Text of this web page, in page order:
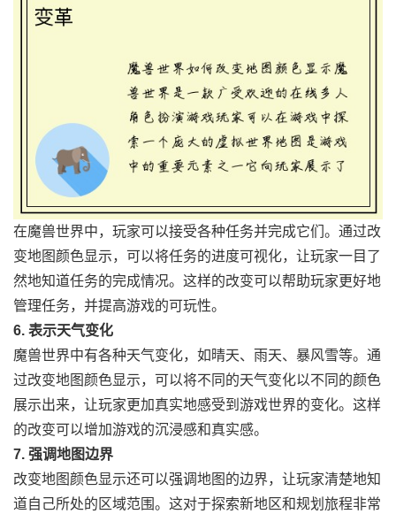
在魔兽世界中，玩家可以接受各种任务并完成它们。通过改
变地图颜色显示，可以将任务的进度可视化，让玩家一目了
然地知道任务的完成情况。这样的改变可以帮助玩家更好地
管理任务，并提高游戏的可玩性。
6. 表示天气变化
魔兽世界中有各种天气变化，如晴天、雨天、暴风雪等。通
过改变地图颜色显示，可以将不同的天气变化以不同的颜色
展示出来，让玩家更加真实地感受到游戏世界的变化。这样
的改变可以增加游戏的沉浸感和真实感。
7. 强调地图边界
改变地图颜色显示还可以强调地图的边界，让玩家清楚地知
道自己所处的区域范围。这对于探索新地区和规划旅程非常